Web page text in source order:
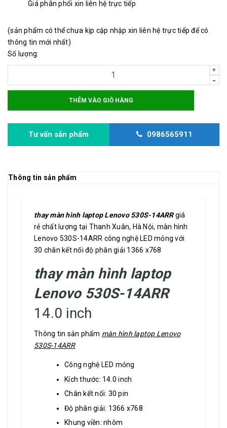
Giá phân phối xin liên hệ trực tiếp
(sản phẩm có thể chưa kịp cập nhập xin liên hệ trực tiếp để có
thông tin mới nhất)
Số lượng:
+
-
THÊM VÀO GIỎ HÀNG
Tư vấn sản phẩm 0986565911
Thông tin sản phẩm
thay màn hình laptop Lenovo 530S-14ARRgiá
rẻ chất lượng tại Thanh Xuân, Hà Nội, màn hình
Lenovo 530S-14ARR công nghệ LED mỏng với
30 chân kết nối độ phân giải 1366 x768
thay màn hình laptop
Lenovo 530S-14ARR
14.0 inch
Thông tin sản phẩm màn hình laptop Lenovo
530S-14ARR
Công nghệ LED mỏng
Kích thước: 14.0 inch
Chân kết nối: 30 pin
Độ phân giải: 1366 x768
Khung viền: nhôm